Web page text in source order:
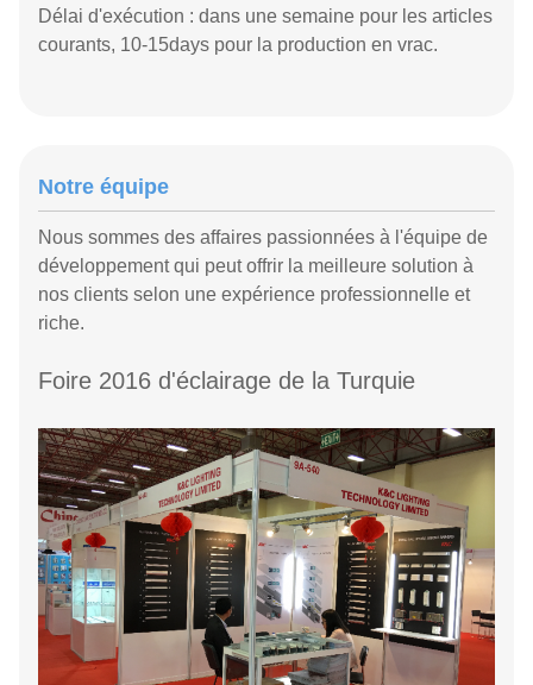
Délai d'exécution : dans une semaine pour les articles
courants, 10-15days pour la production en vrac.
Notre équipe
Nous sommes des affaires passionnées à l'équipe de
développement qui peut offrir la meilleure solution à
nos clients selon une expérience professionnelle et
riche.
Foire 2016 d'éclairage de la Turquie